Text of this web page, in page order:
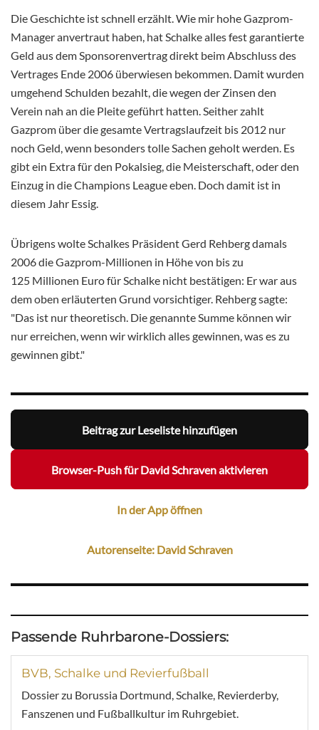
Die Geschichte ist schnell erzählt. Wie mir hohe Gazprom-
Manager anvertraut haben, hat Schalke alles fest garantierte
Geld aus dem Sponsorenvertrag direkt beim Abschluss des
Vertrages Ende 2006 überwiesen bekommen. Damit wurden
umgehend Schulden bezahlt, die wegen der Zinsen den
Verein nah an die Pleite geführt hatten. Seither zahlt
Gazprom über die gesamte Vertragslaufzeit bis 2012 nur
noch Geld, wenn besonders tolle Sachen geholt werden. Es
gibt ein Extra für den Pokalsieg, die Meisterschaft, oder den
Einzug in die Champions League eben. Doch damit ist in
diesem Jahr Essig.
Übrigens wolte Schalkes Präsident Gerd Rehberg damals
2006 die Gazprom-Millionen in Höhe von bis zu
125 Millionen Euro für Schalke nicht bestätigen: Er war aus
dem oben erläuterten Grund vorsichtiger. Rehberg sagte:
"Das ist nur theoretisch. Die genannte Summe können wir
nur erreichen, wenn wir wirklich alles gewinnen, was es zu
gewinnen gibt."
Beitrag zur Leseliste hinzufügen
Browser-Push für David Schraven aktivieren
In der App öffnen
Autorenseite: David Schraven
Passende Ruhrbarone-Dossiers:
BVB, Schalke und Revierfußball
Dossier zu Borussia Dortmund, Schalke, Revierderby,
Fanszenen und Fußballkultur im Ruhrgebiet.